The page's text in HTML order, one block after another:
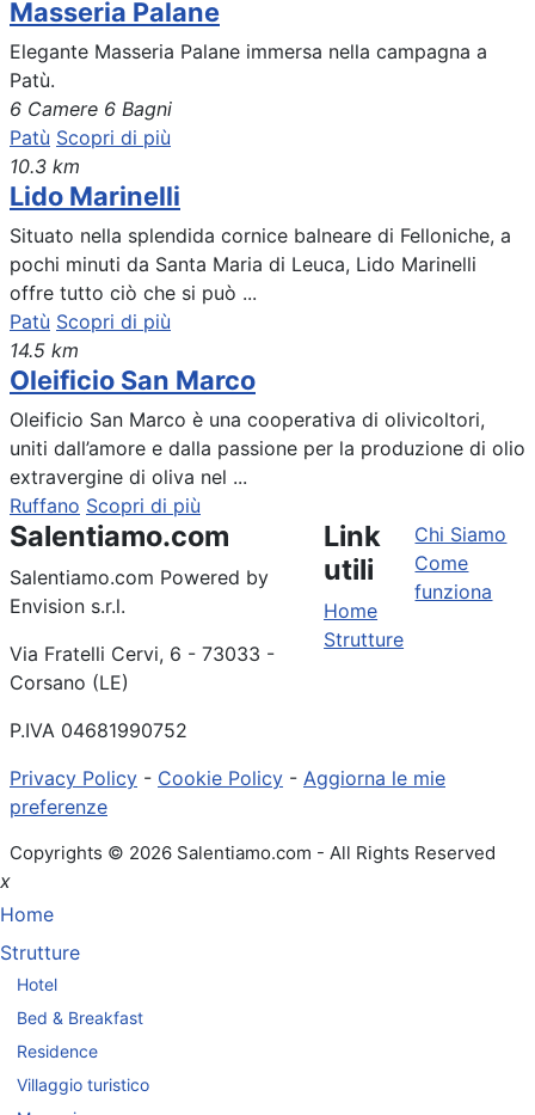
Masseria Palane
Elegante Masseria Palane immersa nella campagna a
Patù.
6 Camere 6 Bagni
Patù Scopri di più
10.3 km
Lido Marinelli
Situato nella splendida cornice balneare di Felloniche, a
pochi minuti da Santa Maria di Leuca, Lido Marinelli
offre tutto ciò che si può ...
Patù Scopri di più
14.5 km
Oleificio San Marco
Oleificio San Marco è una cooperativa di olivicoltori,
uniti dall’amore e dalla passione per la produzione di olio
extravergine di oliva nel ...
Ruffano Scopri di più
Salentiamo.com
Salentiamo.com Powered by
Envision s.r.l.
Via Fratelli Cervi, 6 - 73033 -
Corsano (LE)
P.IVA 04681990752
Link
utili
Home
Strutture
Chi Siamo
Come
funziona
Privacy Policy - Cookie Policy - Aggiorna le mie
preferenze
Copyrights © 2026 Salentiamo.com - All Rights Reserved
x
Home
Strutture
Hotel
Bed & Breakfast
Residence
Villaggio turistico